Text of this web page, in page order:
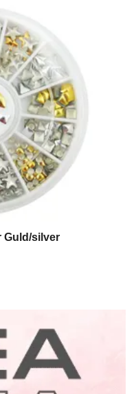
Guld/silver